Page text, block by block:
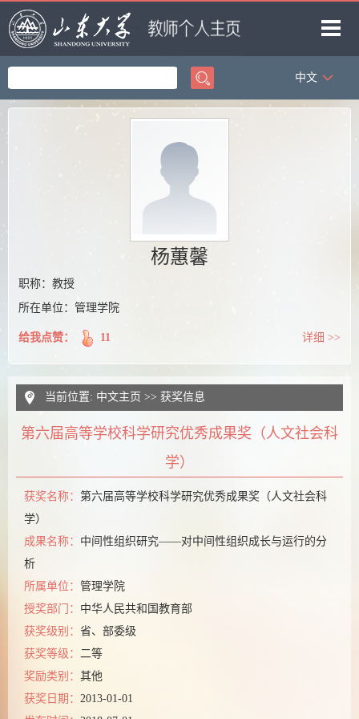
首页
中文
杨蕙馨
职称：教授
所在单位：管理学院
给我点赞： 11 详细 >>
当前位置: 中文主页 >> 获奖信息
第六届高等学校科学研究优秀成果奖（人文社会科
学）
获奖名称： 第六届高等学校科学研究优秀成果奖（人文社会科
学）
成果名称： 中间性组织研究——对中间性组织成长与运行的分
析
所属单位： 管理学院
授奖部门： 中华人民共和国教育部
获奖级别： 省、部委级
获奖等级： 二等
奖励类别： 其他
获奖日期： 2013-01-01